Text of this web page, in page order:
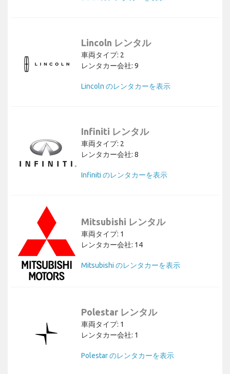
Lincoln レンタル
車両タイプ: 2
レンタカー会社: 9
Lincoln のレンタカーを表示
Infiniti レンタル
車両タイプ: 2
レンタカー会社: 8
Infiniti のレンタカーを表示
Mitsubishi レンタル
車両タイプ: 1
レンタカー会社: 14
Mitsubishi のレンタカーを表示
Polestar レンタル
車両タイプ: 1
レンタカー会社: 1
Polestar のレンタカーを表示